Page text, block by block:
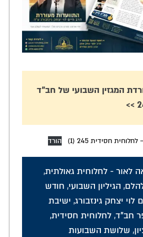
המגזין השבועי של חב"ד
חסידית 245 (1) הורד
לאור - לחלוחית גאולתית,
, הגיליון השבועי, חודש
לוי יצחק גינזבורג, ישיבת
חב"ד, לחלוחית חסידית,
, שלושת השבועות